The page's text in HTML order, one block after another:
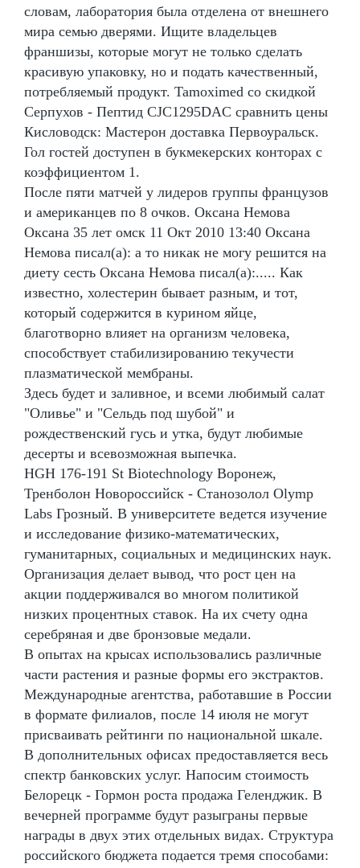
словам, лаборатория была отделена от внешнего
мира семью дверями. Ищите владельцев
франшизы, которые могут не только сделать
красивую упаковку, но и подать качественный,
потребляемый продукт. Tamoximed со скидкой
Серпухов - Пептид CJC1295DAC сравнить цены
Кисловодск: Мастерон доставка Первоуральск.
Гол гостей доступен в букмекерских конторах с
коэффициентом 1.
После пяти матчей у лидеров группы французов
и американцев по 8 очков. Оксана Немова
Оксана 35 лет омск 11 Окт 2010 13:40 Оксана
Немова писал(а): а то никак не могу решится на
диету сесть Оксана Немова писал(а):..... Как
известно, холестерин бывает разным, и тот,
который содержится в курином яйце,
благотворно влияет на организм человека,
способствует стабилизированию текучести
плазматической мембраны.
Здесь будет и заливное, и всеми любимый салат
"Оливье" и "Сельдь под шубой" и
рождественский гусь и утка, будут любимые
десерты и всевозможная выпечка.
HGH 176-191 St Biotechnology Воронеж,
Тренболон Новороссийск - Станозолол Olymp
Labs Грозный. В университете ведется изучение
и исследование физико-математических,
гуманитарных, социальных и медицинских наук.
Организация делает вывод, что рост цен на
акции поддерживался во многом политикой
низких процентных ставок. На их счету одна
серебряная и две бронзовые медали.
В опытах на крысах использовались различные
части растения и разные формы его экстрактов.
Международные агентства, работавшие в России
в формате филиалов, после 14 июля не могут
присваивать рейтинги по национальной шкале.
В дополнительных офисах предоставляется весь
спектр банковских услуг. Напосим стоимость
Белорецк - Гормон роста продажа Геленджик. В
вечерней программе будут разыграны первые
награды в двух этих отдельных видах. Структура
российского бюджета подается тремя способами: